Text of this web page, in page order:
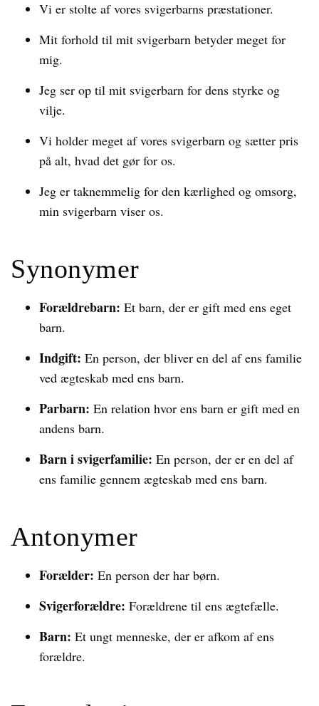
Vi er stolte af vores svigerbarns præstationer.
Mit forhold til mit svigerbarn betyder meget for
mig.
Jeg ser op til mit svigerbarn for dens styrke og
vilje.
Vi holder meget af vores svigerbarn og sætter pris
på alt, hvad det gør for os.
Jeg er taknemmelig for den kærlighed og omsorg,
min svigerbarn viser os.
Synonymer
Forældrebarn: Et barn, der er gift med ens eget
barn.
Indgift: En person, der bliver en del af ens familie
ved ægteskab med ens barn.
Parbarn: En relation hvor ens barn er gift med en
andens barn.
Barn i svigerfamilie: En person, der er en del af
ens familie gennem ægteskab med ens barn.
Antonymer
Forælder: En person der har børn.
Svigerforældre: Forældrene til ens ægtefælle.
Barn: Et ungt menneske, der er afkom af ens
forældre.